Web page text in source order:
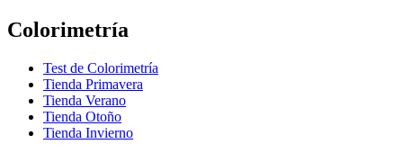
Colorimetría
Test de Colorimetría
Tienda Primavera
Tienda Verano
Tienda Otoño
Tienda Invierno